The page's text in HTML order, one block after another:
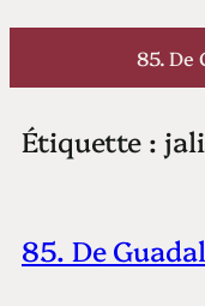
Aller
85. De
Étiquette :
85. De